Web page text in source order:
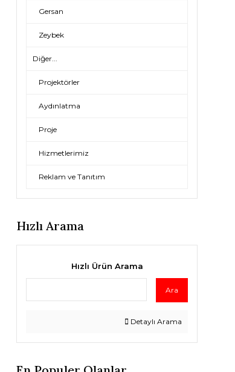
Gersan
Zeybek
Diğer...
Projektörler
Aydınlatma
Proje
Hizmetlerimiz
Reklam ve Tanıtım
Hızlı Arama
Hızlı Ürün Arama
Ara
Detaylı Arama